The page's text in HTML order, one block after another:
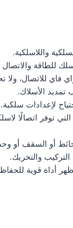
واللاسلكية.
للطاقة والاتصال
فاي للاتصال، ولا
تمديد الأسلاك.
لإعدادات سلكية.
توفر اتصالًا
أو السقف أو
والتحريك.
أداة قوية